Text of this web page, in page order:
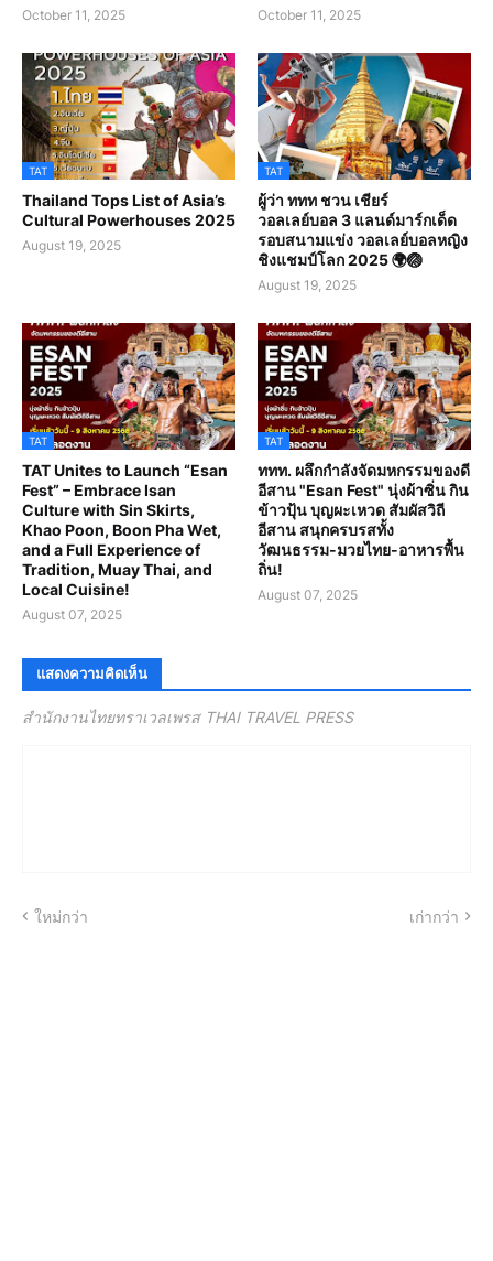
October 11, 2025 October 11, 2025
TAT
Thailand Tops List of Asia’s
Cultural Powerhouses 2025
August 19, 2025
TAT
ผู้ว่า ททท ชวน เชียร์
วอลเลย์บอล 3 แลนด์มาร์กเด็ด
รอบสนามแข่ง วอลเลย์บอลหญิง
ชิงแชมป์โลก 2025 🌍🏐
August 19, 2025
TAT
TAT Unites to Launch “Esan
Fest” – Embrace Isan
Culture with Sin Skirts,
Khao Poon, Boon Pha Wet,
and a Full Experience of
Tradition, Muay Thai, and
Local Cuisine!
August 07, 2025
TAT
ททท. ผลึกกำลังจัดมหกรรมของดี
อีสาน "Esan Fest" นุ่งผ้าซิ่น กิน
ข้าวปุ้น บุญผะเหวด สัมผัสวิถี
อีสาน สนุกครบรสทั้ง
วัฒนธรรม-มวยไทย-อาหารพื้น
ถิ่น!
August 07, 2025
แสดงความคิดเห็น
สำนักงานไทยทราเวลเพรส THAI TRAVEL PRESS
ใหม่กว่า เก่ากว่า